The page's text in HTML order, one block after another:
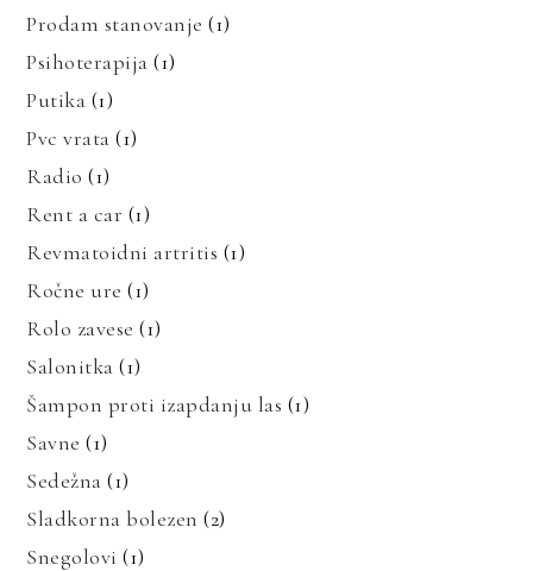
Prodam stanovanje (1)
Psihoterapija (1)
Putika (1)
Pvc vrata (1)
Radio (1)
Rent a car (1)
Revmatoidni artritis (1)
Ročne ure (1)
Rolo zavese (1)
Salonitka (1)
Šampon proti izapdanju las (1)
Savne (1)
Sedežna (1)
Sladkorna bolezen (2)
Snegolovi (1)